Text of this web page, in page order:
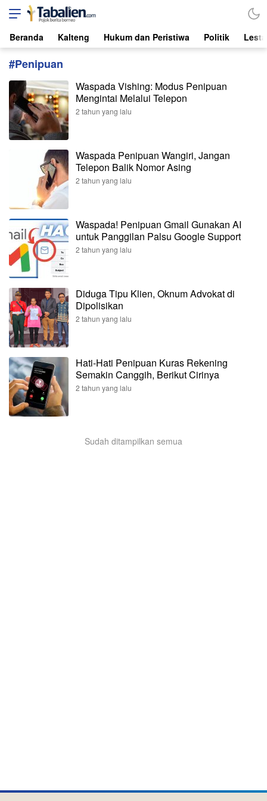
Tabalien.com
Lokal, Independen, dari Borneo
Beranda Kalteng Hukum dan Peristiwa Politik
#Penipuan
Waspada Vishing: Modus Penipuan
Mengintai Melalui Telepon
2 tahun yang lalu
Waspada Penipuan Wangiri, Jangan
Telepon Balik Nomor Asing
2 tahun yang lalu
Waspada! Penipuan Gmail Gunakan AI
untuk Panggilan Palsu Google Support
2 tahun yang lalu
Diduga Tipu Klien, Oknum Advokat di
Dipolisikan
2 tahun yang lalu
Hati-Hati Penipuan Kuras Rekening
Semakin Canggih, Berikut Cirinya
2 tahun yang lalu
Sudah ditampilkan semua